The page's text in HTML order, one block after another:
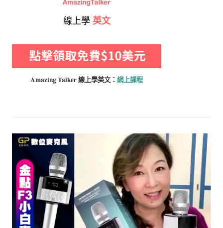
線上學 英文
Amazing Talker 線上學英文： 網上課程